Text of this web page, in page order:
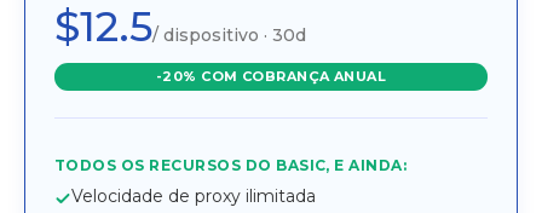
$12.5/ dispositivo · 30d
-20% COM COBRANÇA ANUAL
TODOS OS RECURSOS DO BASIC, E AINDA:
Velocidade de proxy ilimitada